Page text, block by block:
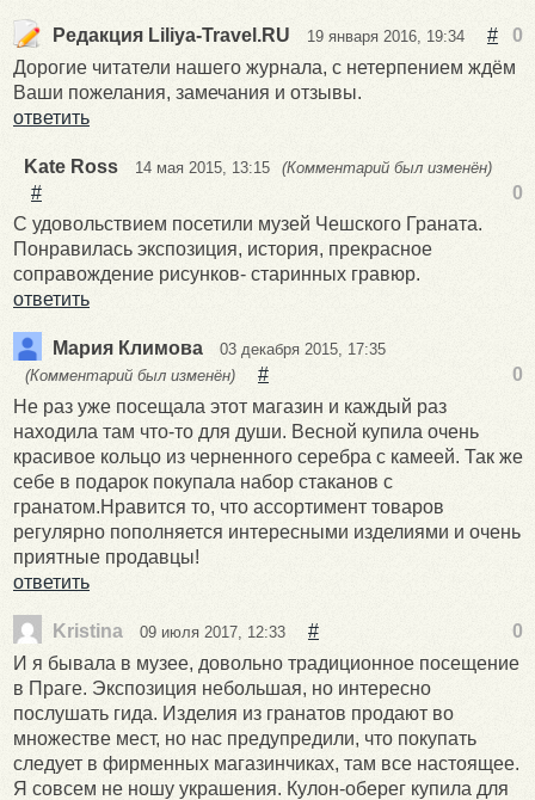
Редакция Liliya-Travel.RU 19 января 2016, 19:34 #
0
Дорогие читатели нашего журнала, с нетерпением ждём
Ваши пожелания, замечания и отзывы.
ответить
Kate Ross 14 мая 2015, 13:15 (Комментарий был изменён)
#
0
С удовольствием посетили музей Чешского Граната.
Понравилась экспозиция, история, прекрасное
соправождение рисунков- старинных гравюр.
ответить
Мария Климова
03 декабря 2015, 17:35
(Комментарий был изменён)
#
0
Не раз уже посещала этот магазин и каждый раз
находила там что-то для души. Весной купила очень
красивое кольцо из черненного серебра с камеей. Так же
себе в подарок покупала набор стаканов с
гранатом.Нравится то, что ассортимент товаров
регулярно пополняется интересными изделиями и очень
приятные продавцы!
ответить
Kristina 09 июля 2017, 12:33 #
0
И я бывала в музее, довольно традиционное посещение
в Праге. Экспозиция небольшая, но интересно
послушать гида. Изделия из гранатов продают во
множестве мест, но нас предупредили, что покупать
следует в фирменных магазинчиках, там все настоящее.
Я совсем не ношу украшения. Кулон-оберег купила для